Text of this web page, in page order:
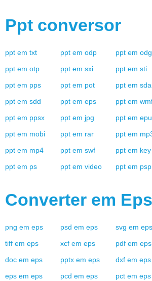
Ppt conversor
ppt em txt ppt em odp ppt em odg
ppt em otp ppt em sxi ppt em sti
ppt em pps ppt em pot ppt em sda
ppt em sdd ppt em eps ppt em
ppt em ppsx ppt em jpg ppt em
ppt em mobi ppt em rar ppt em
ppt em mp4 ppt em swf ppt em key
ppt em ps ppt em video ppt em psp
Converter em Eps
png em eps psd em eps svg em eps
tiff em eps xcf em eps pdf em eps
doc em eps pptx em eps dxf em eps
eps em eps pcd em eps pct em eps